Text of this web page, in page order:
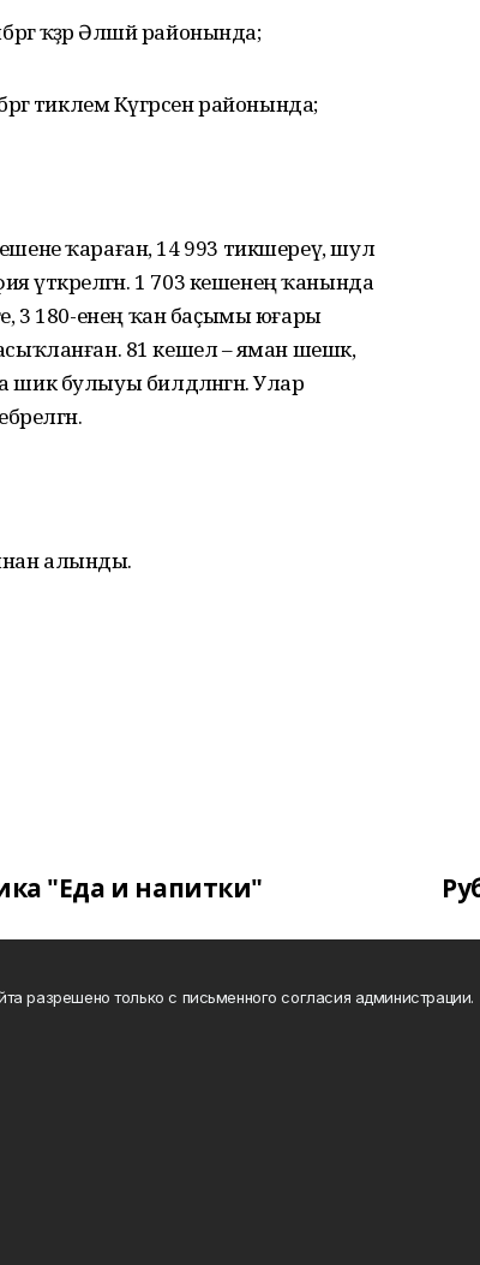
ҡәҙәр Әлшәй районында;
тиклем Күгәрсен районында;
ҡараған, 14 993 тикшереү, шул
үткәрелгән. 1 703 кешенең ҡанында
3 180-енең ҡан баҫымы юғары
81 кешелә – яман шешкә,
шик булыуы билдәләнгән. Улар
алынды.
"Еда и напитки"
разрешено только с письменного согласия администрации.